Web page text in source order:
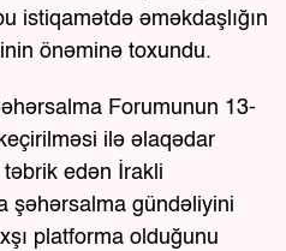
istiqamətdə əməkdaşlığın
önəminə toxundu.
Forumunun 13-
ilə əlaqədar
edən İrakli
şəhərsalma gündəliyini
platforma olduğunu